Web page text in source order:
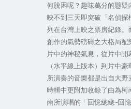
何脫困呢？趣味萬分的懸疑
映不到三天即突破「名偵探
列在台灣上映之票房紀錄。
創作的氣勢磅礡之大格局配
片中的神秘氣息，從片中開
（水平線上版本）到片中
所演奏的音樂都是出自大野
時輯中更附加收錄了由為柯
南所演唱的「回憶總總~回